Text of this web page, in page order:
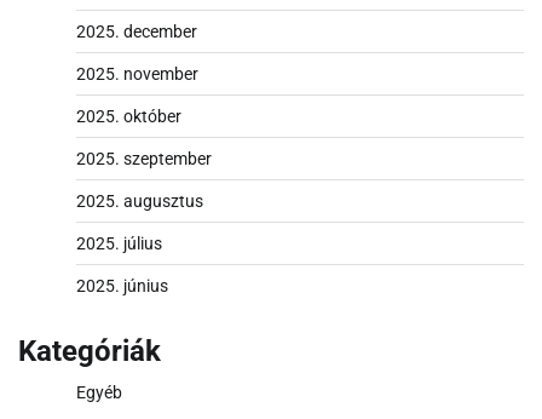
2025. december
2025. november
2025. október
2025. szeptember
2025. augusztus
2025. július
2025. június
Kategóriák
Egyéb